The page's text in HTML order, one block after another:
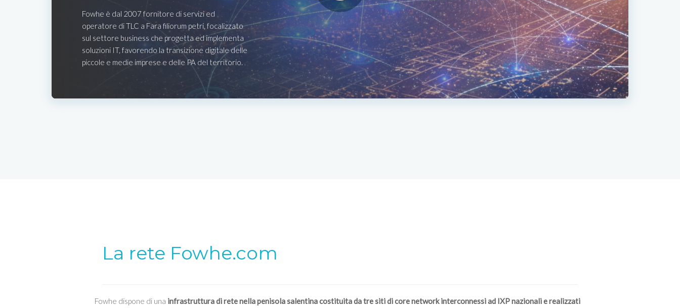
Fowhe è dal 2007 fornitore di servizi ed
operatore di TLC a Fara filiorum petri, focalizzato
sul settore business che progetta ed implementa
soluzioni IT, favorendo la transizione digitale delle
piccole e medie imprese e delle PA del territorio.
La rete Fowhe.com
Fowhe dispone di una infrastruttura di rete nella penisola salentina costituita da tre siti di core network interconnessi ad IXP nazionali e realizzati